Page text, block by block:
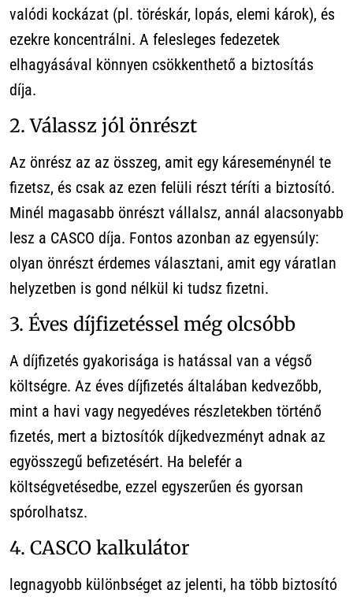
valódi kockázat (pl. töréskár, lopás, elemi károk), és
ezekre koncentrálni. A felesleges fedezetek
elhagyásával könnyen csökkenthető a biztosítás
díja.
2. Válassz jól önrészt
Az önrész az az összeg, amit egy káreseménynél te
fizetsz, és csak az ezen felüli részt téríti a biztosító.
Minél magasabb önrészt vállalsz, annál alacsonyabb
lesz a CASCO díja. Fontos azonban az egyensúly:
olyan önrészt érdemes választani, amit egy váratlan
helyzetben is gond nélkül ki tudsz fizetni.
3. Éves díjfizetéssel még olcsóbb
A díjfizetés gyakorisága is hatással van a végső
költségre. Az éves díjfizetés általában kedvezőbb,
mint a havi vagy negyedéves részletekben történő
fizetés, mert a biztosítók díjkedvezményt adnak az
egyösszegű befizetésért. Ha belefér a
költségvetésedbe, ezzel egyszerűen és gyorsan
spórolhatsz.
4. CASCO kalkulátor
legnagyobb különbséget az jelenti, ha több biztosító